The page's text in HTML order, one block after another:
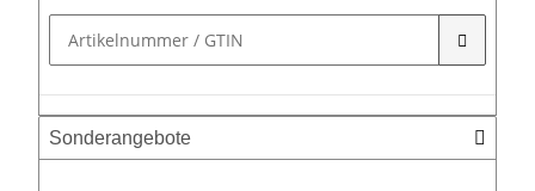
Sonderangebote